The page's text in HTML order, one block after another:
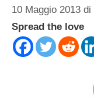
10 Maggio 2013 di
Spread the love